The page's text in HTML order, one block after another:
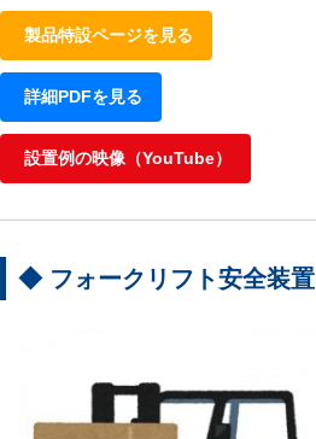
製品特設ページを見る
詳細PDFを見る
設置例の映像（YouTube）
◆ フォークリフト安全装置